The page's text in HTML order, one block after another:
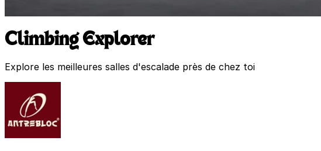
Climbing Explorer
Explore les meilleures salles d'escalade près de chez toi